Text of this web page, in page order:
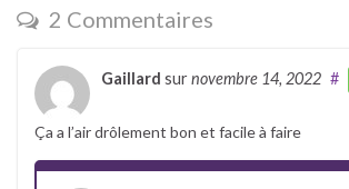
2 Commentaires
Gaillard sur novembre 14, 2022 #
Ça a l’air drôlement bon et facile à faire